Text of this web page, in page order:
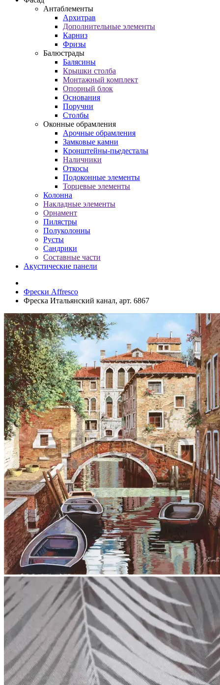
Антаблементы
Архитрав
Дополнительные элементы
Карниз
Фризы
Балюстрады
Балясины
Крышки столба
Монтажный комплект
Опорный блок
Основания
Поручни
Столбы
Оконные обрамления
Арочные обрамления
Замковые камни
Кронштейны-пьедесталы
Наличники
Откосы
Подоконные элементы
Торцевые элементы
Колонна
Накладные элементы
Орнамент
Пилястры
Полуколонны
Русты
Сандрики
Составные части
Акустические панели
Фрески Affresco
Фреска Итальянский канал, арт. 6867